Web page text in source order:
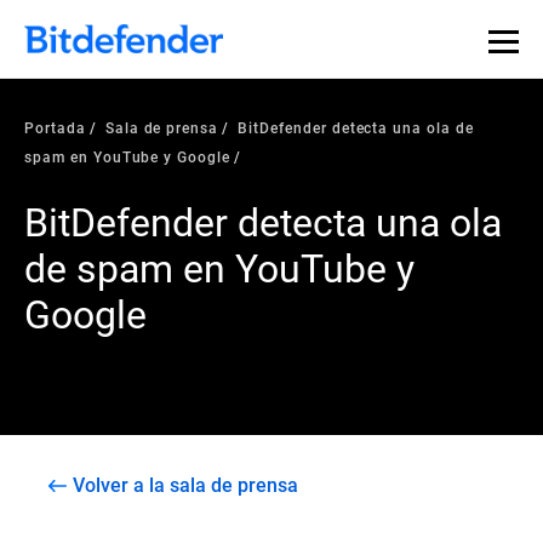
Portada Sala de prensa
BitDefender detecta una ola de
spam en YouTube y Google
BitDefender detecta una ola
de spam en YouTube y
Google
Volver a la sala de prensa